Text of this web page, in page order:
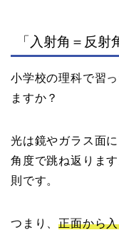
「入射角＝反射
小学校の理科で習
ますか？
光は鏡やガラス面
角度で跳ね返りま
則です。
つまり、正面から